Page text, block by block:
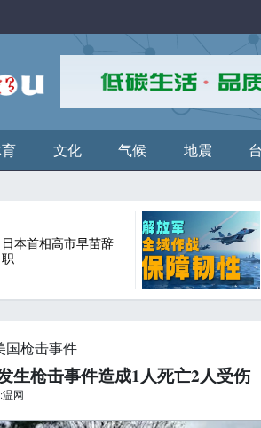
文化 气候 地震
日本首相高市早苗辞
职
国枪击事件
生枪击事件造成1人死亡2人受伤
温网